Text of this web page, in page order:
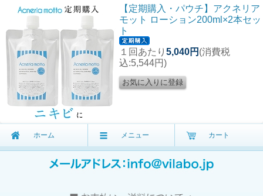
【定期購入・パウチ】アクネリア
モット ローション200ml×2本セッ
ト
１回あたり 5,040円 (消費税
込:5,544円)
ホーム メニュー カート